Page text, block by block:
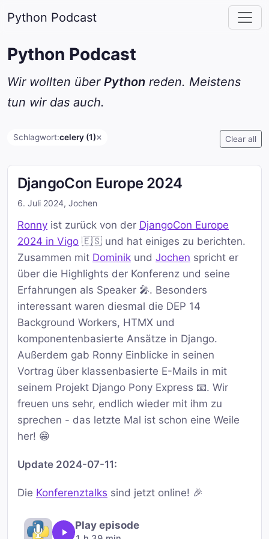
Python Podcast
Python Podcast
Wir wollten über Python reden. Meistens
tun wir das auch.
Schlagwort:celery (1)✕ Clear all
DjangoCon Europe 2024
6. Juli 2024, Jochen
Ronny ist zurück von der DjangoCon Europe
2024 in Vigo 🇪🇸 und hat einiges zu berichten.
Zusammen mit Dominik und Jochen spricht er
über die Highlights der Konferenz und seine
Erfahrungen als Speaker 🎤. Besonders
interessant waren diesmal die DEP 14
Background Workers, HTMX und
komponentenbasierte Ansätze in Django.
Außerdem gab Ronny Einblicke in seinen
Vortrag über klassenbasierte E-Mails in mit
seinem Projekt Django Pony Express 📧. Wir
freuen uns sehr, endlich wieder mit ihm zu
sprechen - das letzte Mal ist schon eine Weile
her! 😁
Update 2024-07-11:
Die Konferenztalks sind jetzt online! 🎉
Play episode